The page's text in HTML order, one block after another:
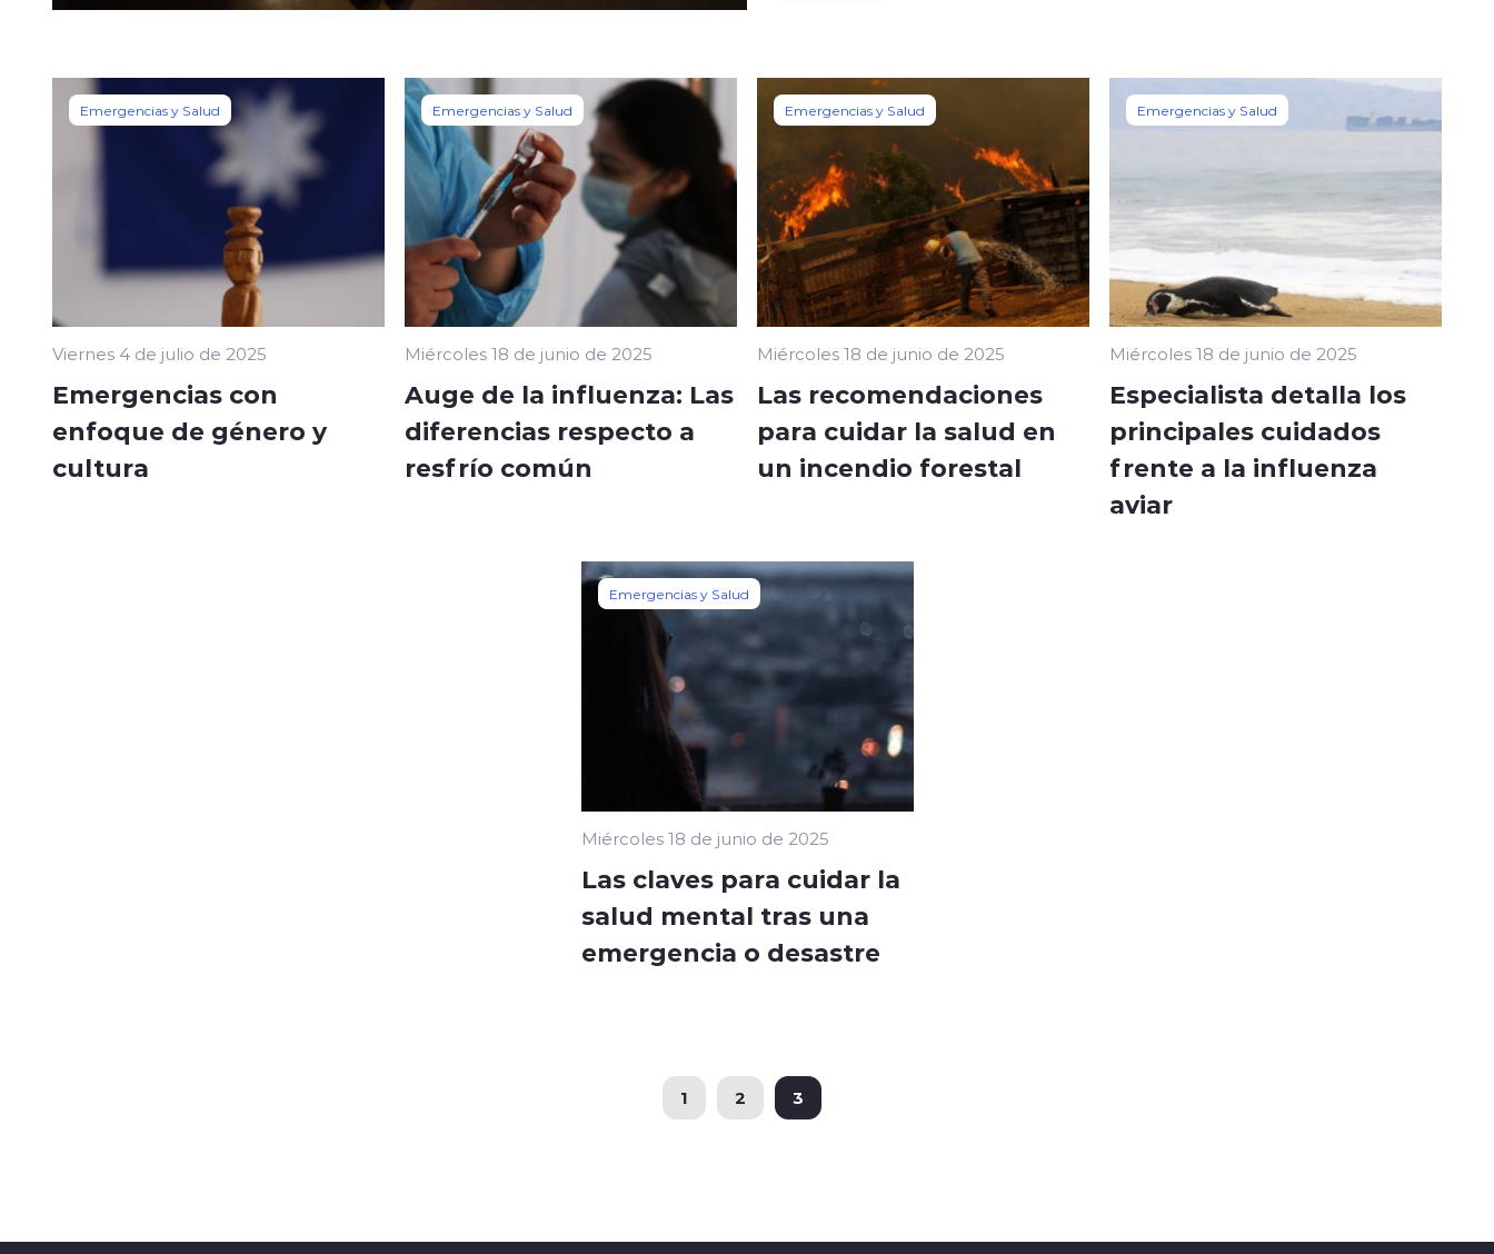
Emergencias y Salud
Viernes 4 de julio de 2025
Emergencias con
enfoque de género y
cultura
Emergencias y Salud
Miércoles 18 de junio de 2025
Auge de la influenza: Las
diferencias respecto a
resfrío común
Emergencias y Salud
Miércoles 18 de junio de 2025
Las recomendaciones
para cuidar la salud en
un incendio forestal
Emergencias y Salud
Miércoles 18 de junio de 2025
Especialista detalla los
principales cuidados
frente a la influenza
aviar
Emergencias y Salud
Miércoles 18 de junio de 2025
Las claves para cuidar la
salud mental tras una
emergencia o desastre
1 2 3